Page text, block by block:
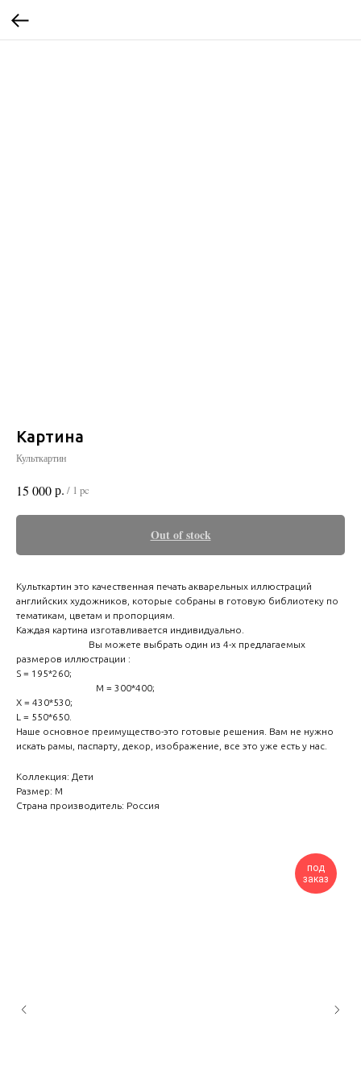
Картина
Культкартин
15 000р. / 1 pc
Out of stock
Культкартин это качественная печать акварельных иллюстраций
английских художников, которые собраны в готовую библиотеку по
тематикам, цветам и пропорциям.
Каждая картина изготавливается индивидуально.
Вы можете выбрать один из 4-х предлагаемых
размеров иллюстрации :
S = 195*260;
M = 300*400;
Х = 430*530;
L = 550*650.
Наше основное преимущество-это готовые решения. Вам не нужно
искать рамы, паспарту, декор, изображение, все это уже есть у нас.
Коллекция: Дети
Размер: М
Страна производитель: Россия
под
заказ